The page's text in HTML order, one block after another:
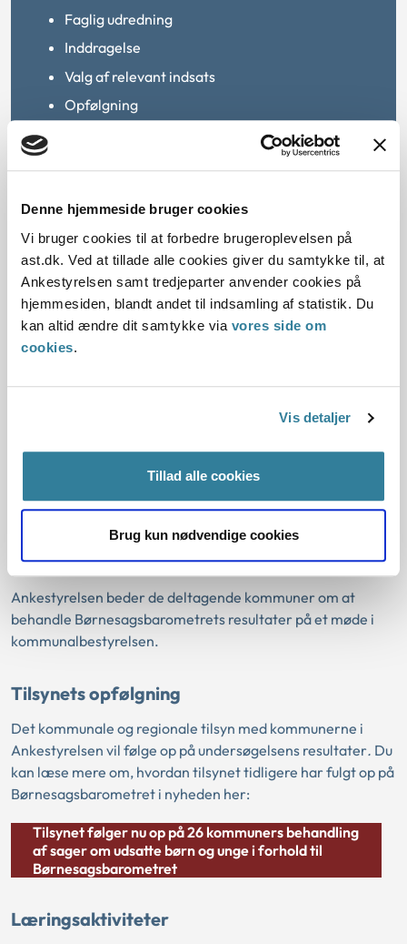
Denne hjemmeside bruger cookies
Vi bruger cookies til at forbedre brugeroplevelsen på
ast.dk. Ved at tillade alle cookies giver du samtykke til, at
Ankestyrelsen samt tredjeparter anvender cookies på
hjemmesiden, blandt andet til indsamling af statistik. Du
kan altid ændre dit samtykke via vores side om
cookies.
Vis detaljer
Tillad alle cookies
Brug kun nødvendige cookies
Faglig udredning
Inddragelse
Valg af relevant indsats
Opfølgning
Et tilbagevendende tema er desuden kommunernes
håndtering af underretninger. Det vil sige en
bekymring for, at et barn eller en ung måske har
behov for særlig støtte.
Børnesagsbarometret 2023 er baseret på i alt 765
sager fra 37 kommuner.
Undersøgelsen er bestilt af forligskredsen bag
satspuljeaftalen for 2019-2022.
Hvordan vil Ankestyrelsen medvirke til
at styrke den juridiske kvalitet i
området udsatte børn og unge?
Kommunalbestyrelsens opfølgning
Ankestyrelsen beder de deltagende kommuner om at
behandle Børnesagsbarometrets resultater på et møde i
kommunalbestyrelsen.
Tilsynets opfølgning
Det kommunale og regionale tilsyn med kommunerne i
Ankestyrelsen vil følge op på undersøgelsens resultater. Du
kan læse mere om, hvordan tilsynet tidligere har fulgt op på
Børnesagsbarometret i nyheden her:
Tilsynet følger nu op på 26 kommuners behandling
af sager om udsatte børn og unge i forhold til
Børnesagsbarometret
Læringsaktiviteter